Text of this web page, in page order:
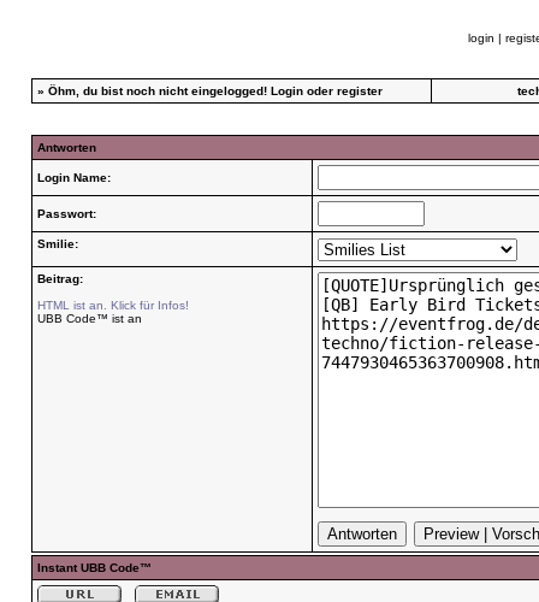
login |
» Öhm, du bist noch nicht eingelogged! Loginoder register
Antworten
Login Name:
Passwort:
Smilie:
Beitrag:
HTML ist an. Klick für Infos!
UBB Code™ ist an
Instant UBB Code™